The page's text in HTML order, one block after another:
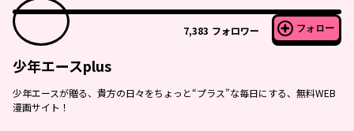
7,383 フォロワー フォロー
少年エースplus
少年エースが贈る、貴方の日々をちょっと“プラス”な毎日にする、無料WEB
漫画サイト！